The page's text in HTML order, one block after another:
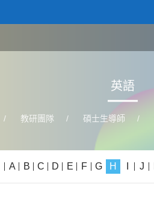
英語
/ 教研團隊 / 碩士生導師 /
A B C D E F G H J